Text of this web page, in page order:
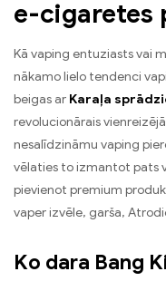
e-cigaretes
Kā vaping entuziasts vai
nākamo lielo tendenci
beigas ar Karaļa
revolucionārais
nesalīdzināmu vaping
vēlaties to izmantot pats
pievienot premium
vaper izvēle, garša,
Ko dara Bang